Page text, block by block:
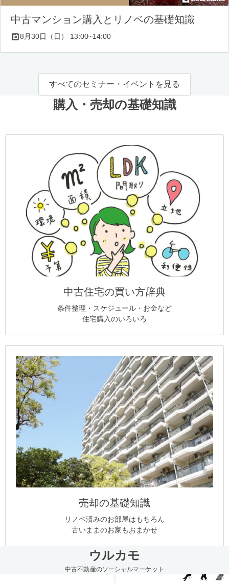
中古マンション購入とリノベの基礎知識
8月30日（日） 13:00~14:00
すべてのセミナー・イベントを見る
購入・売却の基礎知識
中古住宅の買い方辞典
条件整理・スケジュール・お金など
住宅購入のいろいろ
売却の基礎知識
リノベ済みのお部屋はもちろん
古いままのお家もおまかせ
ウルカモ
中古不動産のソーシャルマーケット